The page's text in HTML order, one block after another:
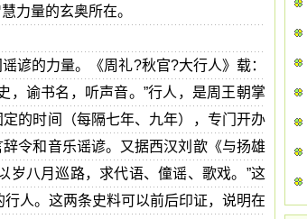
力量的玄奥所在。
谚的力量。《周礼?秋官?大行人》载：
，谕书名，听声音。”行人，是周王朝掌
的时间（每隔七年、九年），专门开办
令和音乐谣谚。又据西汉刘歆《与扬雄
岁八月巡路，求代语、僮谣、歌戏。”这
行人。这两条史料可以前后印证，说明在